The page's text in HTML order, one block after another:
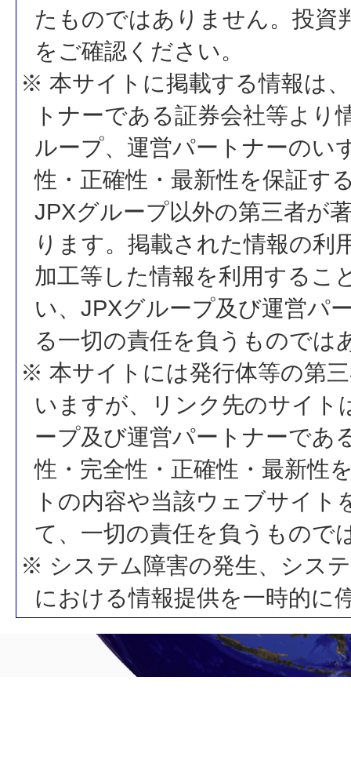
たものではありません。投資
をご確認ください。
※ 本サイトに掲載する情報は
トナーである証券会社等よ
ループ、運営パートナーのい
性・正確性・最新性を保証す
JPXグループ以外の第三者が
ります。掲載された情報の利
加工等した情報を利用するこ
い、JPXグループ及び運営パ
る一切の責任を負うものでは
※ 本サイトには発行体等の第
いますが、リンク先のサイト
ープ及び運営パートナーであ
性・完全性・正確性・最新性
トの内容や当該ウェブサイ
て、一切の責任を負うもので
※ システム障害の発生、シス
における情報提供を一時的に